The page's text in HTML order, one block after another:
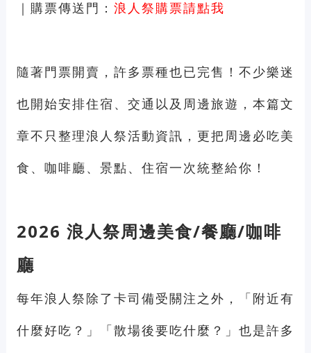
｜購票傳送門： 浪人祭購票請點我
隨著門票開賣，許多票種也已完售！不少樂迷
也開始安排住宿、交通以及周邊旅遊，本篇文
章不只整理浪人祭活動資訊，更把周邊必吃美
食、咖啡廳、景點、住宿一次統整給你！
2026 浪人祭周邊美食/餐廳/咖啡
廳
每年浪人祭除了卡司備受關注之外，「附近有
什麼好吃？」「散場後要吃什麼？」也是許多